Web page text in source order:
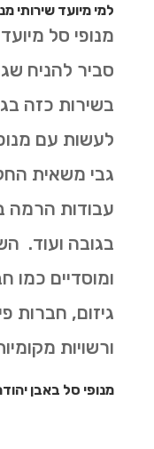
למי מיועד שירותי
מנופי סל
סביר להניח
בשירות כזה
לעשות עם
גבי משאית
עבודות הרמה
בגובה ועוד.
ומוסדיים כמו
גיזום, חברות
ורשויות
מנופי סל באבן